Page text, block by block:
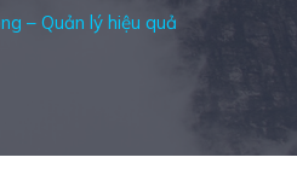
– Quản lý hiệu quả